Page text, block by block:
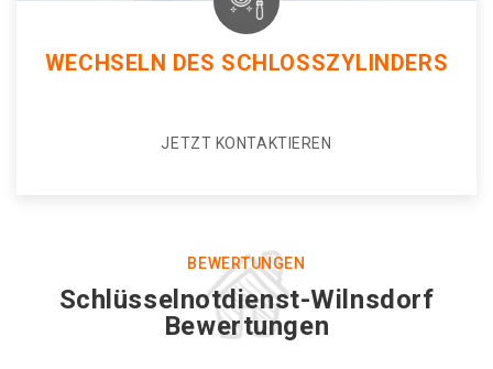
WECHSELN DES SCHLOSSZYLINDERS
JETZT KONTAKTIEREN
BEWERTUNGEN
Schlüsselnotdienst-Wilnsdorf
Bewertungen